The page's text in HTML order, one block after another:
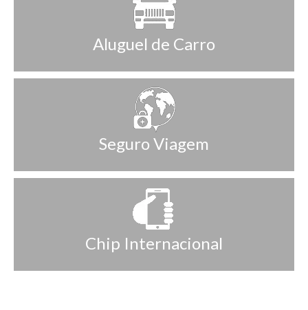
Aluguel de Carro
Seguro Viagem
Chip Internacional